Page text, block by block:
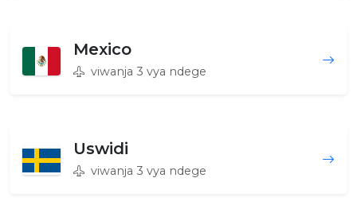
Mexico
viwanja 3 vya ndege
Uswidi
viwanja 3 vya ndege